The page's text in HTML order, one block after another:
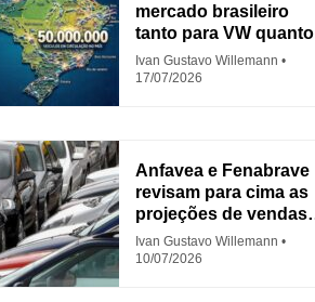
mercado brasileiro
tanto para VW quanto
para Fiat
Ivan Gustavo Willemann
17/07/2026
Anfavea e Fenabrave
revisam para cima as
projeções de vendas
em 2026
Ivan Gustavo Willemann
10/07/2026